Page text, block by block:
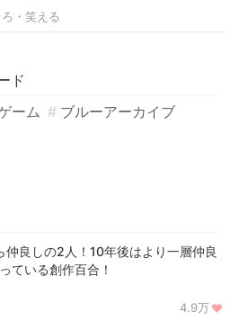
・笑える
ド
ーム ブルーアーカイブ
仲良しの2人！10年後はより一層仲良
ている創作百合！
4.9万